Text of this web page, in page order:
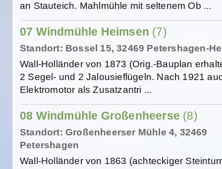
an Stauteich. Mahlmühle mit seltenem Ob ...
07 Windmühle Heimsen (7)
Standort: Bossel 15, 32469 Petershagen-
Wall-Holländer von 1873 (Orig.-Bauplan
2 Segel- und 2 Jalousieflügeln. Nach 1921
Elektromotor als Zusatzantri ...
08 Windmühle Großenheerse (8)
Standort: Großenheerser Mühle 4, 32469
Petershagen
Wall-Holländer von 1863 (achteckiger